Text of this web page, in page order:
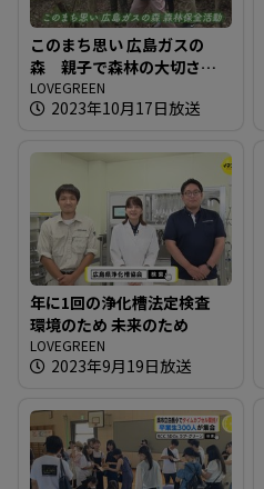
このまち思い 広島ガスの
森 親子で森林の大切さを
学ぶ
LOVEGREEN
2023年10月17日放送
年に1回の浄化槽法定検査
環境のため 未来のため
LOVEGREEN
2023年9月19日放送